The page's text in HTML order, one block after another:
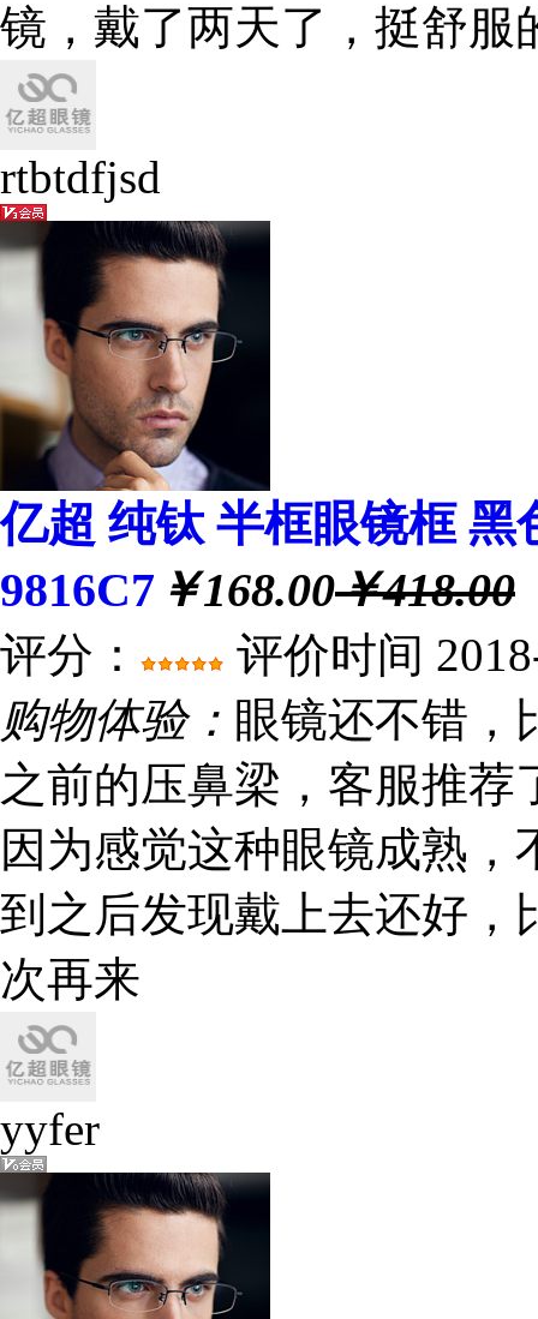
镜，戴了两天了，挺舒服
rtbtdfjsd
亿超 纯钛 半框眼镜框 黑
9816C7 ￥168.00￥418.00
评分：
评价时间
购物体验： 眼镜还不错，
之前的压鼻梁，客服推
因为感觉这种眼镜成熟
到之后发现戴上去还好，
次再来
yyfer